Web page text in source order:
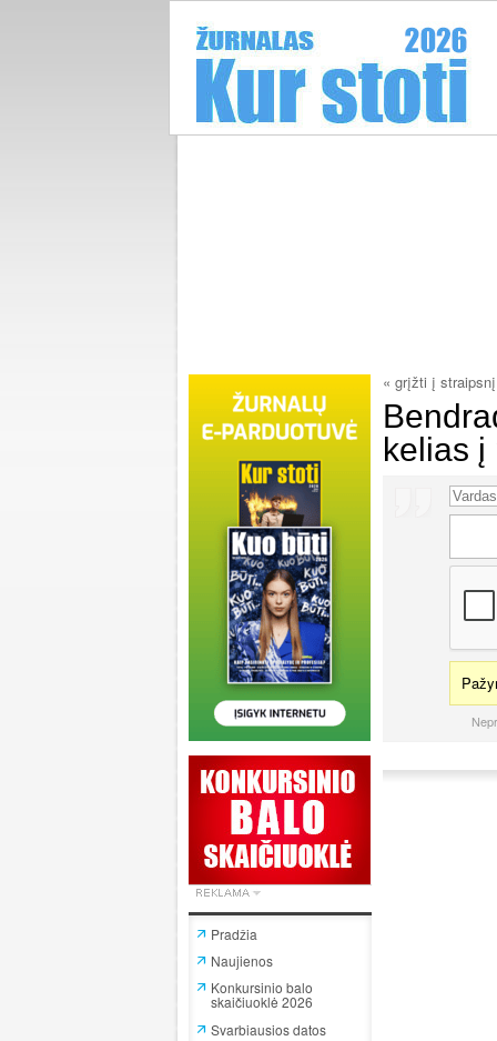
Pradžia
Naujienos
Konkursinio balo
skaičiuoklė 2026
Svarbiausios datos
« grįžti į straipsnį
kelias į